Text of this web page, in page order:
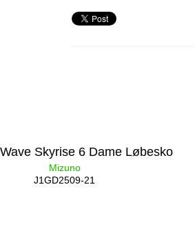
Skyrise 6 Dame Løbesko
Mizuno
J1GD2509-21